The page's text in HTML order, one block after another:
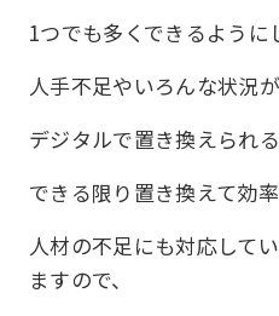
1つでも多くできるように
人手不足やいろんな状況
デジタルで置き換えられ
できる限り置き換えて効率
人材の不足にも対応して
ますので、